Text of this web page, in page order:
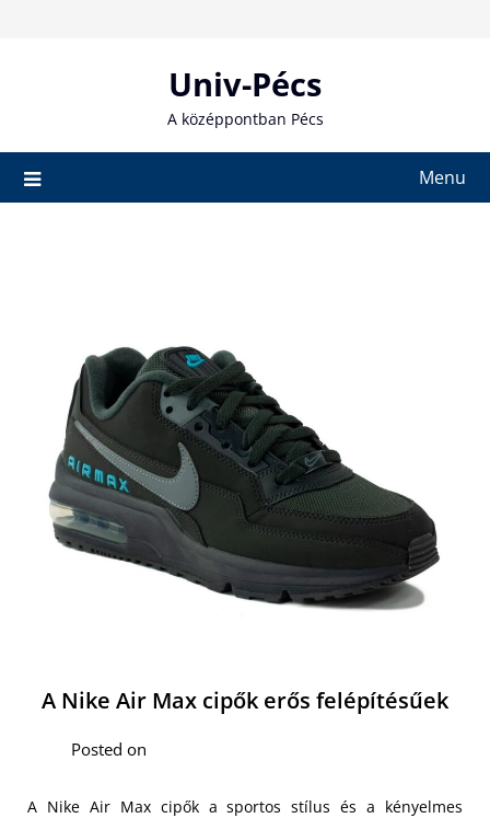
Univ-Pécs
A középpontban Pécs
Menu
A Nike Air Max cipők erős felépítésűek
Posted on
A Nike Air Max cipők a sportos stílus és a kényelmes